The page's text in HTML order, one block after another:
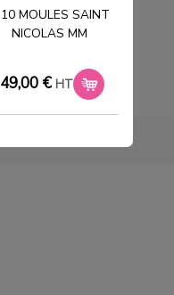
10 MOULES SAINT
NICOLAS MM
49,00 € HT